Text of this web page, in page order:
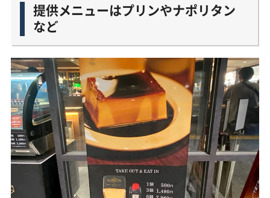
提供メニューはプリンやナポリタン
など